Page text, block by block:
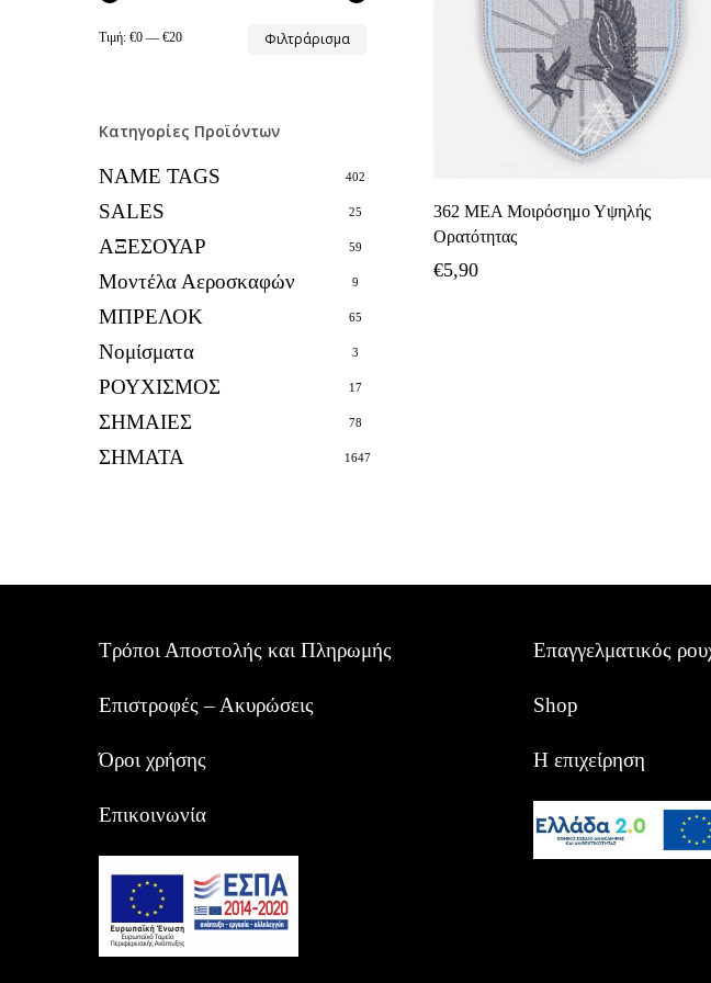
Φιλτράρισμα
Τιμή: €0 — €20
Κατηγορίες Προϊόντων
NAME TAGS 402
SALES 25
ΑΞΕΣΟΥΑΡ 59
Μοντέλα Αεροσκαφών 9
ΜΠΡΕΛΟΚ 65
Νομίσματα 3
ΡΟΥΧΙΣΜΟΣ 17
ΣΗΜΑΙΕΣ 78
ΣΗΜΑΤΑ 1647
Προσθήκη Στο Καλάθι
362 ΜΕΑ Μοιρόσημο Υψηλής
Ορατότητας
€5,90
Τρόποι Αποστολής και Πληρωμής
Επιστροφές – Ακυρώσεις
Όροι χρήσης
Επικοινωνία
Επαγγελματικός
Shop
Η επιχείρηση